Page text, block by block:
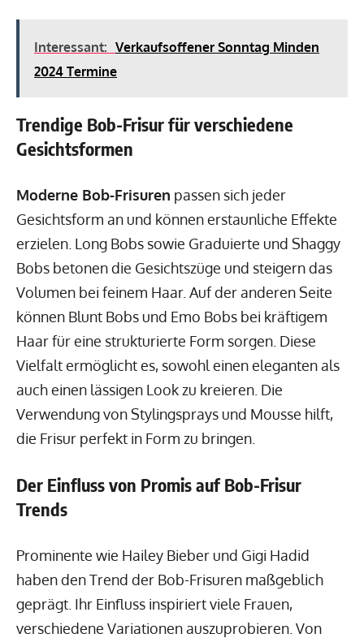
Interessant: Verkaufsoffener Sonntag Minden
2024 Termine
Trendige Bob-Frisur für verschiedene
Gesichtsformen
Moderne Bob-Frisuren passen sich jeder
Gesichtsform an und können erstaunliche Effekte
erzielen. Long Bobs sowie Graduierte und Shaggy
Bobs betonen die Gesichtszüge und steigern das
Volumen bei feinem Haar. Auf der anderen Seite
können Blunt Bobs und Emo Bobs bei kräftigem
Haar für eine strukturierte Form sorgen. Diese
Vielfalt ermöglicht es, sowohl einen eleganten als
auch einen lässigen Look zu kreieren. Die
Verwendung von Stylingsprays und Mousse hilft,
die Frisur perfekt in Form zu bringen.
Der Einfluss von Promis auf Bob-Frisur
Trends
Prominente wie Hailey Bieber und Gigi Hadid
haben den Trend der Bob-Frisuren maßgeblich
geprägt. Ihr Einfluss inspiriert viele Frauen,
verschiedene Variationen auszuprobieren. Von